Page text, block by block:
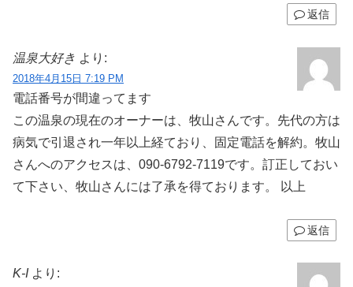
返信
温泉大好き より:
2018年4月15日 7:19 PM
電話番号が間違ってます
この温泉の現在のオーナーは、牧山さんです。先代の方は
病気で引退され一年以上経ており、固定電話を解約。牧山
さんへのアクセスは、090-6792-7119です。訂正しておい
て下さい、牧山さんには了承を得ております。 以上
返信
K-I より: